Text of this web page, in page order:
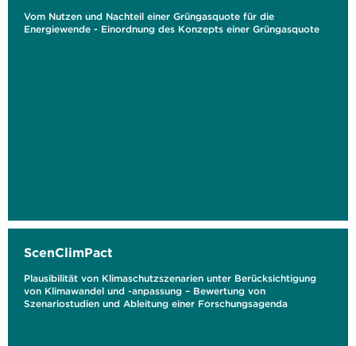
Vom Nutzen und Nachteil einer Grüngasquote für die
Energiewende - Einordnung des Konzepts einer Grüngasquote
ScenClimPact
Plausibilität von Klimaschutzszenarien unter Berücksichtigung
von Klimawandel und -anpassung – Bewertung von
Szenariostudien und Ableitung einer Forschungsagenda